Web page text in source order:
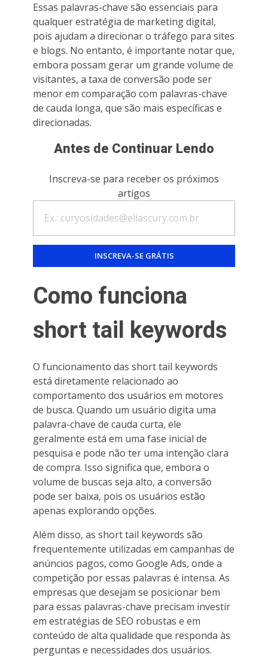
Essas palavras-chave são essenciais para
qualquer estratégia de marketing digital,
pois ajudam a direcionar o tráfego para sites
e blogs. No entanto, é importante notar que,
embora possam gerar um grande volume de
visitantes, a taxa de conversão pode ser
menor em comparação com palavras-chave
de cauda longa, que são mais específicas e
direcionadas.
Antes de Continuar Lendo
Inscreva-se para receber os próximos
artigos
Como funciona
short tail keywords
O funcionamento das short tail keywords
está diretamente relacionado ao
comportamento dos usuários em motores
de busca. Quando um usuário digita uma
palavra-chave de cauda curta, ele
geralmente está em uma fase inicial de
pesquisa e pode não ter uma intenção clara
de compra. Isso significa que, embora o
volume de buscas seja alto, a conversão
pode ser baixa, pois os usuários estão
apenas explorando opções.
Além disso, as short tail keywords são
frequentemente utilizadas em campanhas de
anúncios pagos, como Google Ads, onde a
competição por essas palavras é intensa. As
empresas que desejam se posicionar bem
para essas palavras-chave precisam investir
em estratégias de SEO robustas e em
conteúdo de alta qualidade que responda às
perguntas e necessidades dos usuários.